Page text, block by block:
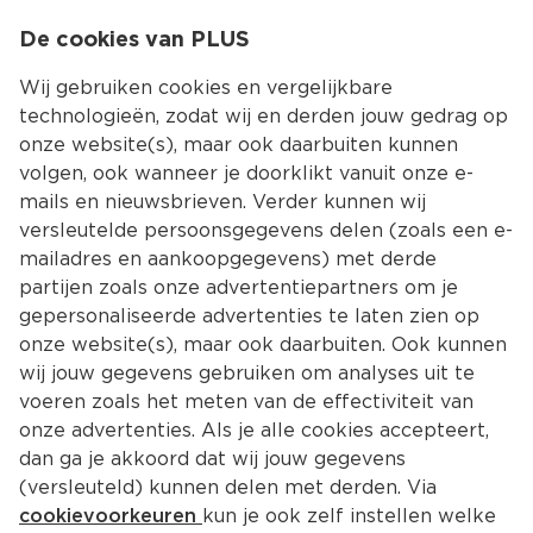
Kies jouw
Terug Producten
De cookies van PLUS
Wij gebruiken cookies en vergelijkbare
technologieën, zodat wij en derden jouw gedrag op
onze website(s), maar ook daarbuiten kunnen
volgen, ook wanneer je doorklikt vanuit onze e-
mails en nieuwsbrieven. Verder kunnen wij
versleutelde persoonsgegevens delen (zoals een e-
mailadres en aankoopgegevens) met derde
partijen zoals onze advertentiepartners om je
gepersonaliseerde advertenties te laten zien op
onze website(s), maar ook daarbuiten. Ook kunnen
wij jouw gegevens gebruiken om analyses uit te
voeren zoals het meten van de effectiviteit van
onze advertenties. Als je alle cookies accepteert,
dan ga je akkoord dat wij jouw gegevens
(versleuteld) kunnen delen met derden. Via
cookievoorkeuren kun je ook zelf instellen welke